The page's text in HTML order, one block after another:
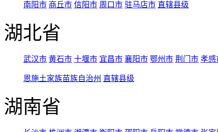
南阳市 商丘市 信阳市 周口市 驻马店市 直辖县级
湖北省
武汉市 黄石市 十堰市 宜昌市 襄阳市 鄂州市 荆门市 孝感
恩施土家族苗族自治州 直辖县级
湖南省